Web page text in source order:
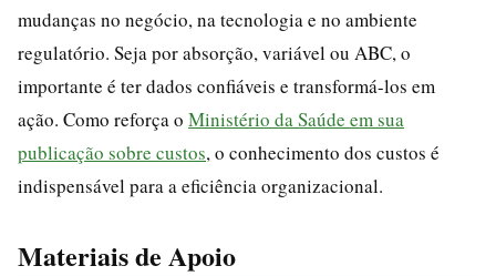
mudanças no negócio, na tecnologia e no ambiente
regulatório. Seja por absorção, variável ou ABC, o
importante é ter dados confiáveis e transformá-los em
ação. Como reforça o Ministério da Saúde em sua
publicação sobre custos, o conhecimento dos custos é
indispensável para a eficiência organizacional.
Materiais de Apoio